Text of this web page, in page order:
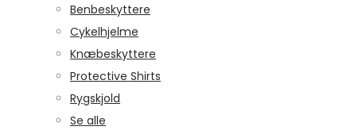
Benbeskyttere
Cykelhjelme
Knæbeskyttere
Protective Shirts
Rygskjold
Se alle